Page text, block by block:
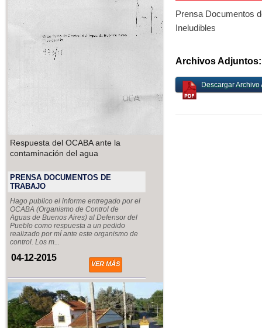
Respuesta del OCABA ante la
contaminación del agua
PRENSA DOCUMENTOS DE
TRABAJO
Hago publico el informe entregado por el
OCABA (Organismo de Control de
Aguas de Buenos Aires) al Defensor del
Pueblo como respuesta a un pedido
realizado por mí ante este organismo de
control. Los m...
04-12-2015
VER MÁS
Prensa Documentos
Ineludibles
Archivos Adjuntos:
Descargar Archivo